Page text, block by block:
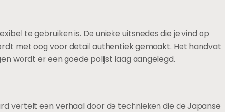
te gebruiken is. De unieke uitsnedes die je vind op
met oog voor detail authentiek gemaakt. Het handvat
wordt er een goede polijst laag aangelegd.
vertelt een verhaal door de technieken die de Japanse